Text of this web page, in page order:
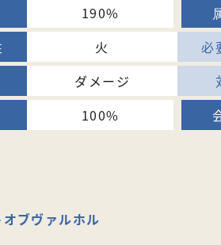
190%
火
ダメージ
100%
ブヴァルホル